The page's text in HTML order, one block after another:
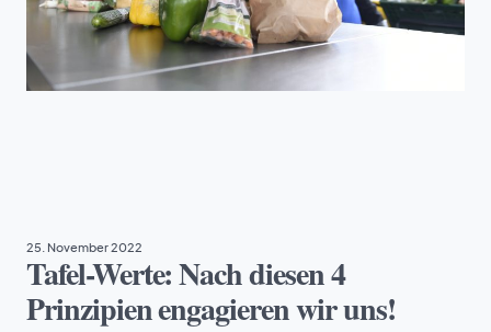
25. November 2022
Tafel-Werte: Nach diesen 4
Prinzipien engagieren wir uns!